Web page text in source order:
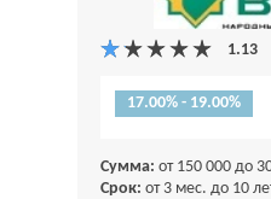
17.00% - 19.00%
Сумма: от 150 000 до
Срок: от 3 мес. до 10